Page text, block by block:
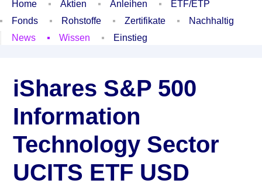
Home Aktien Anleihen
ETF/ETP
Fonds
Rohstoffe Zertifikate
Nachhaltig
News
Wissen Einstieg
iShares S&P 500
Information
Technology Sector
UCITS ETF USD